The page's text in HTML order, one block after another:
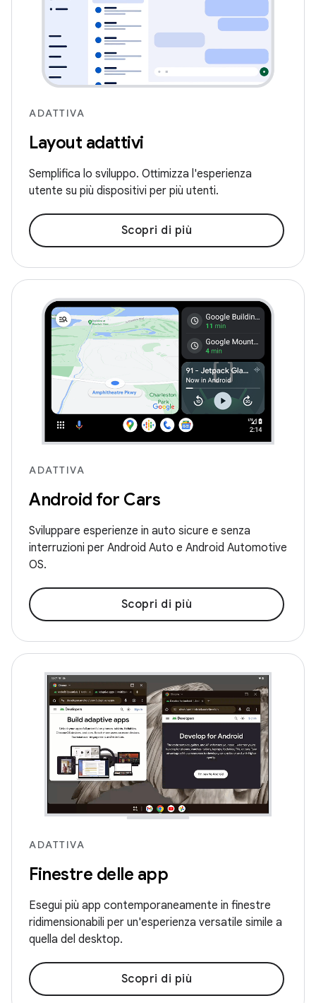
ADATTIVA
Layout adattivi
Semplifica lo sviluppo. Ottimizza l'esperienza
utente su più dispositivi per più utenti.
Scopri di più
ADATTIVA
Android for Cars
Sviluppare esperienze in auto sicure e senza
interruzioni per Android Auto e Android Automotive
OS.
Scopri di più
ADATTIVA
Finestre delle app
Esegui più app contemporaneamente in finestre
ridimensionabili per un'esperienza versatile simile a
quella del desktop.
Scopri di più